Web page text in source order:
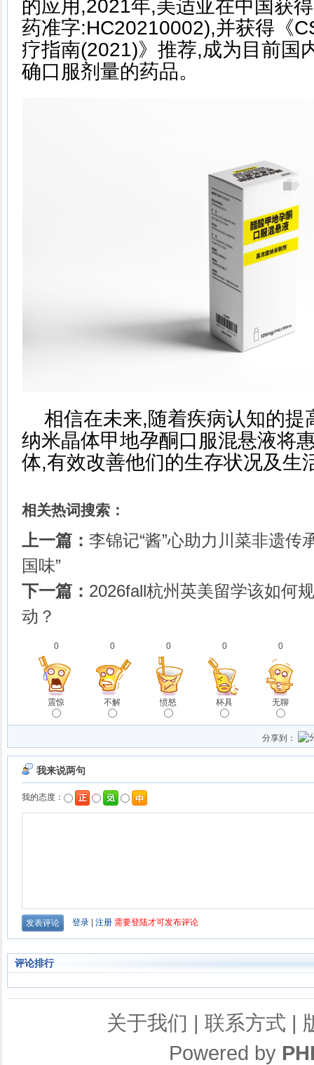
的应用,2021年,美适亚在中国获
药准字:HC20210002),并获得《
疗指南(2021)》推荐,成为目前国
确口服剂量的药品。
相信在未来,随着疾病认知的提
纳米晶体甲地孕酮口服混悬液将
体,有效改善他们的生存状况及生
相关热词搜索：
上一篇： 李锦记“酱”心助力川菜非遗传
国味”
下一篇： 2026fall杭州英美留学该如何
动？
0
震惊
0
不解
0
愤怒
0
杯具
0
无聊
分享到：
评论排行
关于我们 | 联系方式 |
Powered by